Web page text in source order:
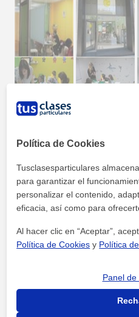
Oferta formativa de Arces
Inglés adultos cambridge
Política de Cookies
Tusclasesparticulares
para garantizar el
personalizar el contenido,
eficacia, así como para
Al hacer clic en “Aceptar”,
Política de Cookies y Política
Panel de